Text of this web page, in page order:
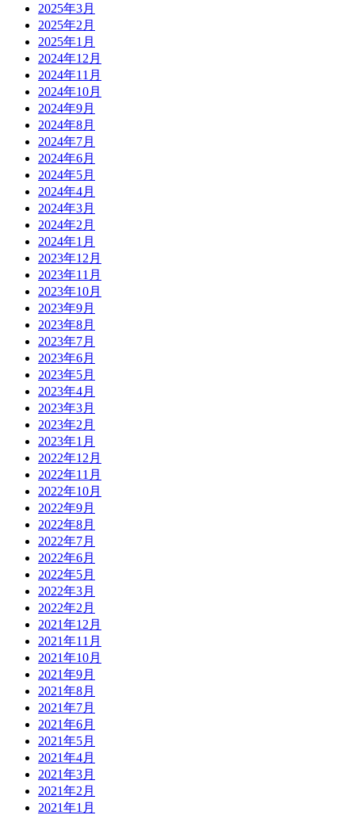
2025年3月
2025年2月
2025年1月
2024年12月
2024年11月
2024年10月
2024年9月
2024年8月
2024年7月
2024年6月
2024年5月
2024年4月
2024年3月
2024年2月
2024年1月
2023年12月
2023年11月
2023年10月
2023年9月
2023年8月
2023年7月
2023年6月
2023年5月
2023年4月
2023年3月
2023年2月
2023年1月
2022年12月
2022年11月
2022年10月
2022年9月
2022年8月
2022年7月
2022年6月
2022年5月
2022年3月
2022年2月
2021年12月
2021年11月
2021年10月
2021年9月
2021年8月
2021年7月
2021年6月
2021年5月
2021年4月
2021年3月
2021年2月
2021年1月